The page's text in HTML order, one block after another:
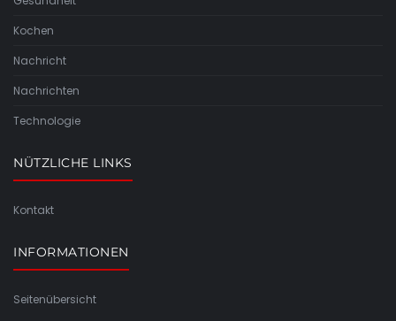
Kochen
Nachricht
Nachrichten
Technologie
NÜTZLICHE LINKS
Kontakt
INFORMATIONEN
Seitenübersicht